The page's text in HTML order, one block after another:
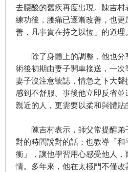
去腰酸的舊疾再度出現。陳吉
練功後，腰痛已逐漸改善，也更
善，凡事貴在持之以恆」的道理
除了身體上的調整，他也分
術後初期由妻子開車接送，一次
妻子沒注意號誌，情急之下大聲
感到不舒服。事後他立即反省並
親近的人，更需要以柔和與體貼
陳吉村表示，師父常提醒弟
對的時間說對的話；也教導「
衡」，讓他學習用心感受他人
情。多年來，他在太極門不僅